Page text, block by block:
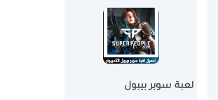
لعبة سوبر بيبول